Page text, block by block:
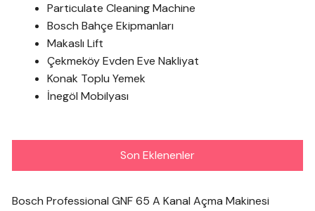
Particulate Cleaning Machine
Bosch Bahçe Ekipmanları
Makaslı Lift
Çekmeköy Evden Eve Nakliyat
Konak Toplu Yemek
İnegöl Mobilyası
Son Eklenenler
Bosch Professional GNF 65 A Kanal Açma Makinesi